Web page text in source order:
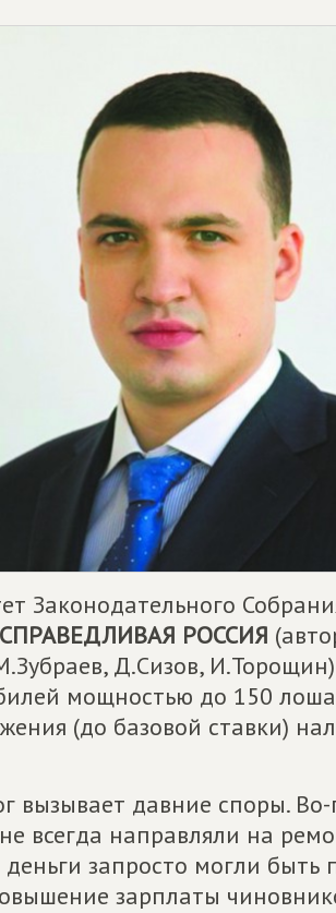
Законодательного
СПРАВЕДЛИВАЯ РОССИЯ
Д.Сизов,
мощностью до 150
(до базовой ставки)
вызывает давние споры.
всегда направляли на
запросто могли быть
зарплаты